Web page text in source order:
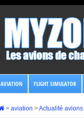
AVIATION FLIGHT SIMULATOR
> aviation >Actualité avions